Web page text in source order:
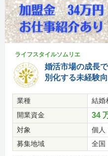
ライフスタイルソムリエ
婚活市場の成長
別化する未経験
業種
結婚
開業資金
34
対象
個人
募集地域
全国